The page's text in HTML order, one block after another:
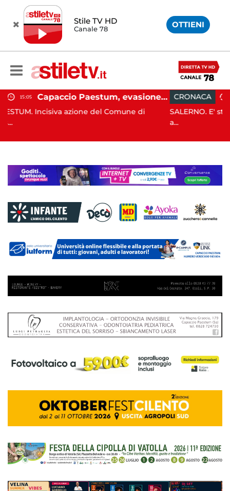
Stile TV HD
Canale 78 OTTIENI
Capaccio Paestum, evasione tassa di soggiorno: scoperte 49 strutture fantasma, elevate 132 sanzioni
del Comune di
CRONACA 13:55
SALERNO. E' stato scoperto solo